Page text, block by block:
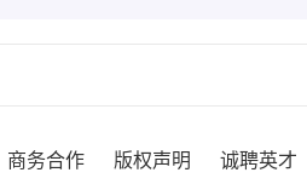
商务合作 版权声明 诚聘英才